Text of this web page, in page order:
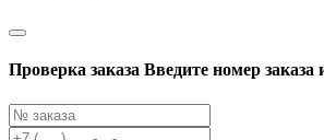
Проверка заказа Введите номер заказа